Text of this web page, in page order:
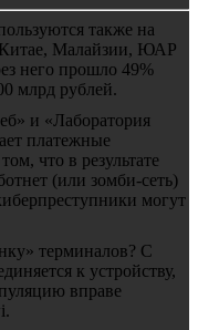
также на
Китае, Малайзии, ЮАР
него прошло 49%
млрд рублей.
и «Лаборатория
платежные
что в результате
(или зомби-сеть)
могут
терминалов? С
к устройству,
вправе